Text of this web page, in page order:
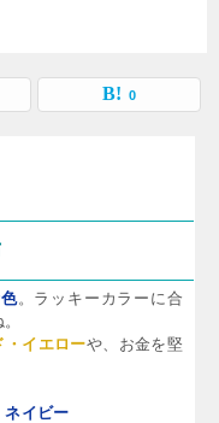
0
。ラッキーカラーに合
・イエローや、お金を堅
ネイビー